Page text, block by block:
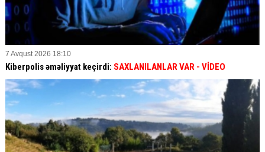
7 Avqust 2026 18:10
Kiberpolis əməliyyat keçirdi: SAXLANILANLAR VAR - VİDEO